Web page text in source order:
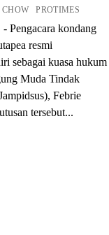
CHOW PROTIMES
Pengacara kondang
resmi
sebagai kuasa hukum
Muda Tindak
Febrie
tersebut...